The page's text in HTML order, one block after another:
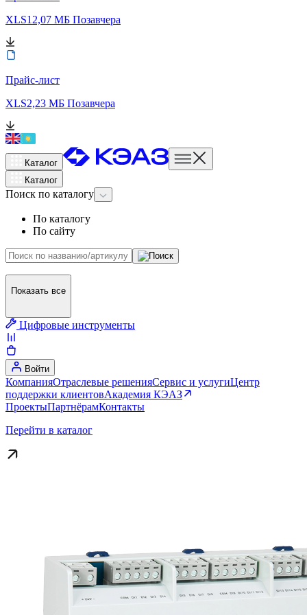
XLS12,07 МБ Позавчера
Прайс-лист
XLS2,23 МБ Позавчера
Каталог
Каталог
Поиск по каталогу
По каталогу
По сайту
Показать все
Цифровые инструменты
Войти
КомпанияОтраслевые решенияСервис и услугиЦентр
поддержки клиентовАкадемия КЭАЗ
ПроектыПартнёрамКонтакты
Перейти в каталог